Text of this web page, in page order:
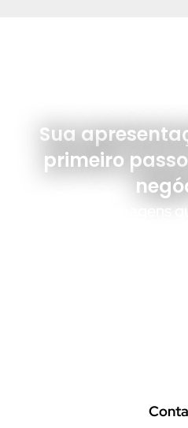
Sua
primeiro
Vamos criar imagens